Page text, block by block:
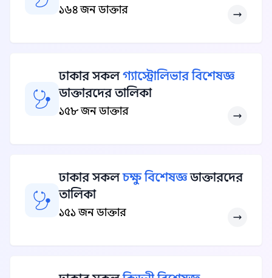
১৬৪ জন ডাক্তার
ঢাকার সকলগ্যাস্ট্রোলিভার বিশেষজ্ঞ
ডাক্তারদের তালিকা
১৫৮ জন ডাক্তার
ঢাকার সকলচক্ষু বিশেষজ্ঞডাক্তারদের
তালিকা
১৫১ জন ডাক্তার